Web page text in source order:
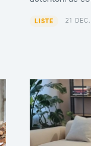
LISTE 21